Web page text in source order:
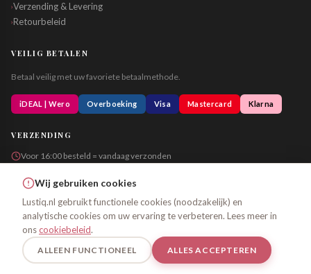
›Verzending & Levering
›Retourbeleid
VEILIG BETALEN
Betaal veilig met uw favoriete betaalmethode.
iDEAL | Wero Overboeking Visa Mastercard Klarna
VERZENDING
Voor 16:00 besteld = vandaag verzonden
© 2026 Lustiq.nl – Alle rechten voorbehouden
Algemene Voorwaarden
Uitsluitend voor personen van 18 jaar en ouder
Wij gebruiken cookies
Lustiq.nl gebruikt functionele cookies (noodzakelijk) en
analytische cookies om uw ervaring te verbeteren. Lees meer in
onscookiebeleid.
ALLEEN FUNCTIONEEL ALLES ACCEPTEREN